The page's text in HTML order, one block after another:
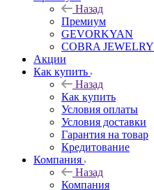
Назад
Премиум
GEVORKYAN
COBRA JEWELRY
Акции
Как купить
Назад
Как купить
Условия оплаты
Условия доставки
Гарантия на товар
Кредитование
Компания
Назад
Компания